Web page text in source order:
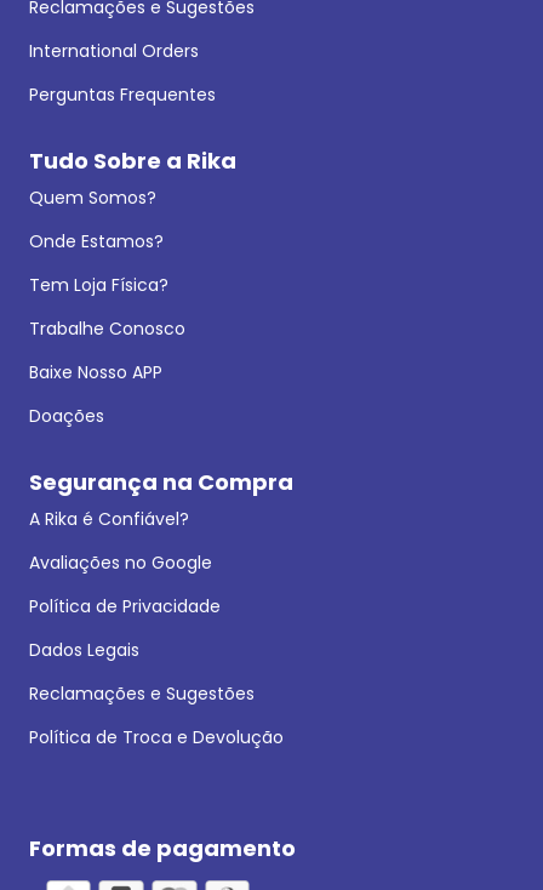
Reclamações e Sugestões
International Orders
Perguntas Frequentes
Tudo Sobre a Rika
Quem Somos?
Onde Estamos?
Tem Loja Física?
Trabalhe Conosco
Baixe Nosso APP
Doações
Segurança na Compra
A Rika é Confiável?
Avaliações no Google
Política de Privacidade
Dados Legais
Reclamações e Sugestões
Política de Troca e Devolução
Formas de pagamento